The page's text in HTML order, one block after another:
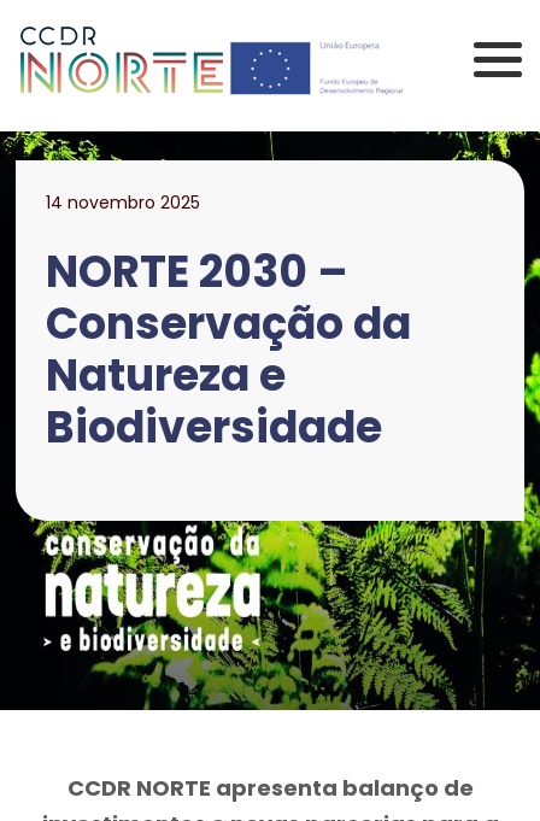
Comissão de
14 novembro 2025
NORTE 2030 –
Conservação da
Natureza e
Biodiversidade
CCDR NORTE apresenta balanço de